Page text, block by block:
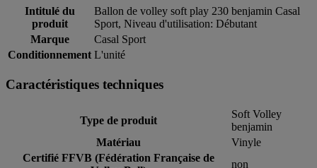
Intitulé du
produit
Ballon de volley soft play 230 benjamin Casal
Sport, Niveau d'utilisation: Débutant
Marque
Casal Sport
Conditionnement L'unité
Caractéristiques techniques
Type de produit
Soft Volley
benjamin
Matériau
Vinyle
Certifié FFVB (Fédération Française de
non